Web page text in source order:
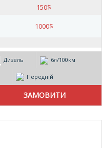
150$
1000$
Дизель 6л/100км
Передній